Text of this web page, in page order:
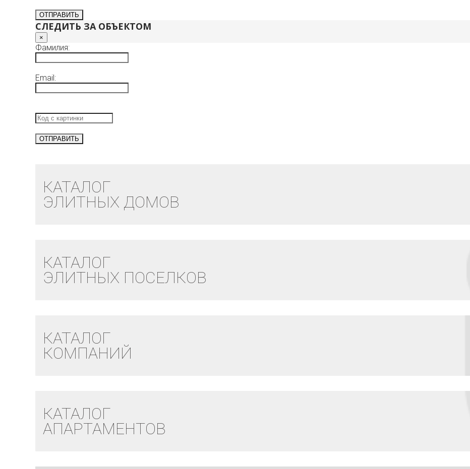
СЛЕДИТЬ ЗА ОБЪЕКТОМ
×
Фамилия:
Email:
КАТАЛОГ
ЭЛИТНЫХ ДОМОВ
КАТАЛОГ
ЭЛИТНЫХ ПОСЕЛКОВ
КАТАЛОГ
КОМПАНИЙ
КАТАЛОГ
АПАРТАМЕНТОВ